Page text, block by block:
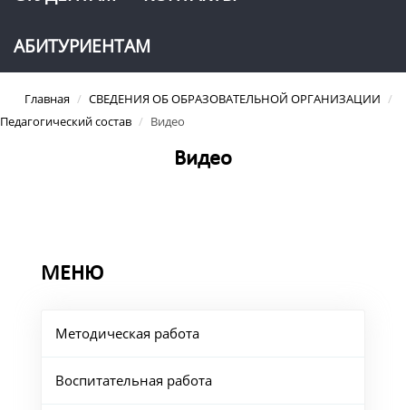
АБИТУРИЕНТАМ
Главная / СВЕДЕНИЯ ОБ ОБРАЗОВАТЕЛЬНОЙ ОРГАНИЗАЦИИ /
Педагогический состав / Видео
Видео
МЕНЮ
Методическая работа
Воспитательная работа